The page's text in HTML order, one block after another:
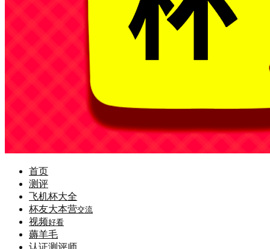
首页
测评
飞机杯大全
杯友大本营交流
视频好看
薅羊毛
认证测评师